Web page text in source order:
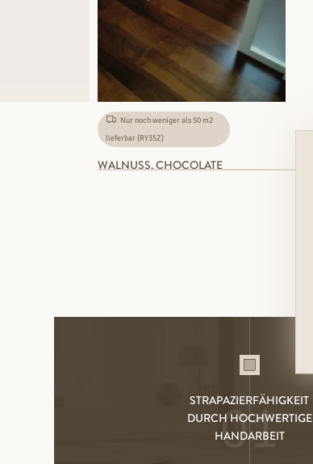
Nur noch weniger als 50 m2
lieferbar (RY35Z)
WALNUSS, CHOCOLATE
STRAPAZIERFÄHIGKEIT
DURCH HOCHWERTIGE
HANDARBEIT
01